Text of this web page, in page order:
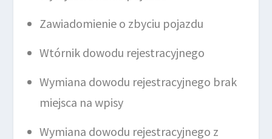
Zawiadomienie o zbyciu pojazdu
Wtórnik dowodu rejestracyjnego
Wymiana dowodu rejestracyjnego brak
miejsca na wpisy
Wymiana dowodu rejestracyjnego z